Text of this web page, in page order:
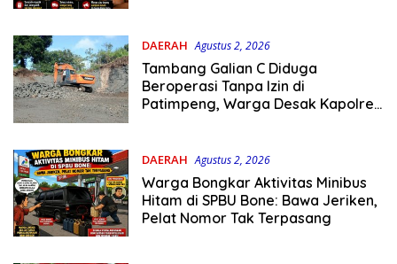
DAERAH Agustus 2, 2026
Tambang Galian C Diduga
Beroperasi Tanpa Izin di
Patimpeng, Warga Desak Kapolres
DAERAH Agustus 2, 2026
Warga Bongkar Aktivitas Minibus
Hitam di SPBU Bone: Bawa Jeriken,
Pelat Nomor Tak Terpasang